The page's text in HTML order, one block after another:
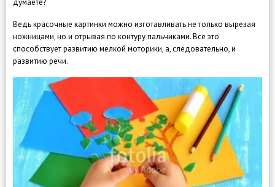
думаете?
Ведь красочные картинки можно изготавливать не только вырезая
ножницами, но и отрывая по контуру пальчиками. Все это
способствует развитию мелкой моторики, а, следовательно, и
развитию речи.